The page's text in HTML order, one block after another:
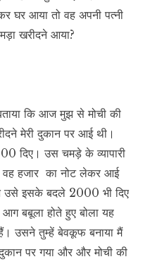
घर आया तो वह अपनी पत्नी
खरीदने आया?
कि आज मुझ से मोची की
मेरी दुकान पर आई थी।
दिए। उस चमड़े के व्यापारी
वह हजार का नोट लेकर आई
उसे इसके बदले 2000 भी दिए
आग बबूला होते हुए बोला यह
उसने तुम्हें बेवकूफ बनाया मैं
पर गया और और मोची की